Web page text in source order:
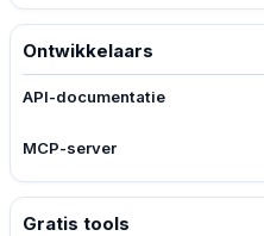
Ontwikkelaars
API-documentatie
MCP-server
Gratis tools